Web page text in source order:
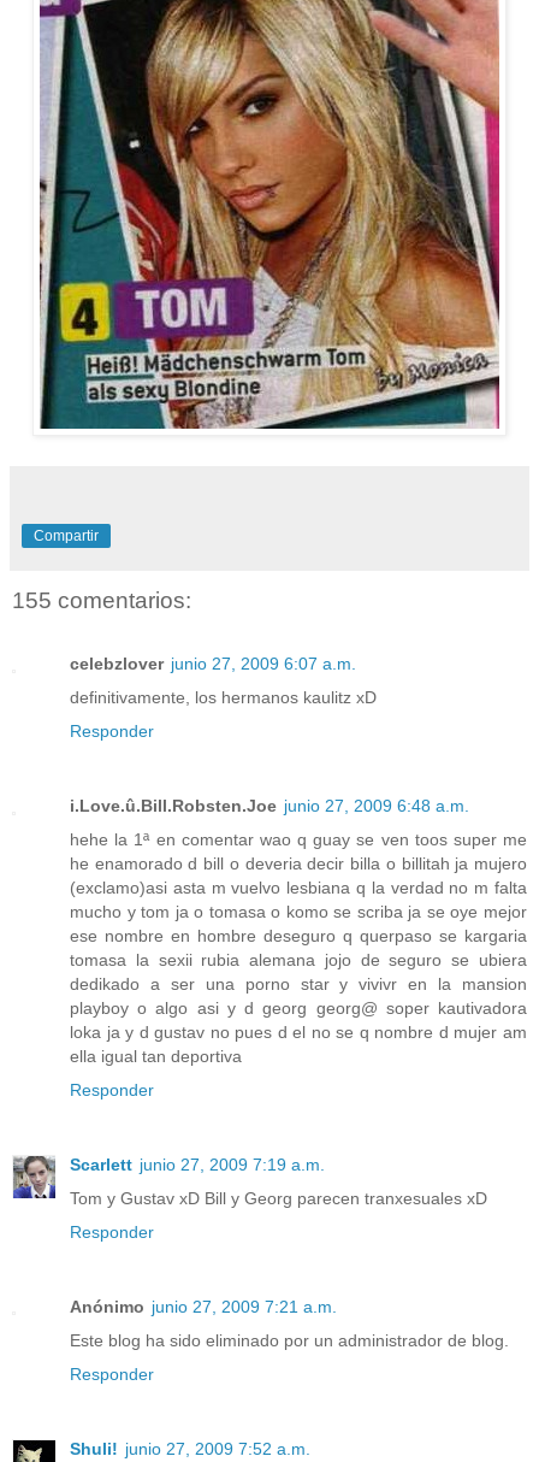
Compartir
155 comentarios:
celebzlover junio 27, 2009 6:07 a.m.
definitivamente, los hermanos kaulitz xD
Responder
i.Love.û.Bill.Robsten.Joe junio 27, 2009 6:48 a.m.
hehe la 1ª en comentar wao q guay se ven toos super me
he enamorado d bill o deveria decir billa o billitah ja mujero
(exclamo)asi asta m vuelvo lesbiana q la verdad no m falta
mucho y tom ja o tomasa o komo se scriba ja se oye mejor
ese nombre en hombre deseguro q querpaso se kargaria
tomasa la sexii rubia alemana jojo de seguro se ubiera
dedikado a ser una porno star y vivivr en la mansion
playboy o algo asi y d georg georg@ soper kautivadora
loka ja y d gustav no pues d el no se q nombre d mujer am
ella igual tan deportiva
Responder
Scarlett junio 27, 2009 7:19 a.m.
Tom y Gustav xD Bill y Georg parecen tranxesuales xD
Responder
Anónimo junio 27, 2009 7:21 a.m.
Este blog ha sido eliminado por un administrador de blog.
Responder
Shuli! junio 27, 2009 7:52 a.m.